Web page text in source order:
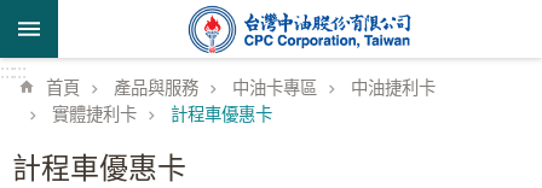
跳到主要內容區塊
::::::
首頁 產品與服務 中油卡專區
中油捷利卡
實體捷利卡
計程車優惠卡
計程車優惠卡